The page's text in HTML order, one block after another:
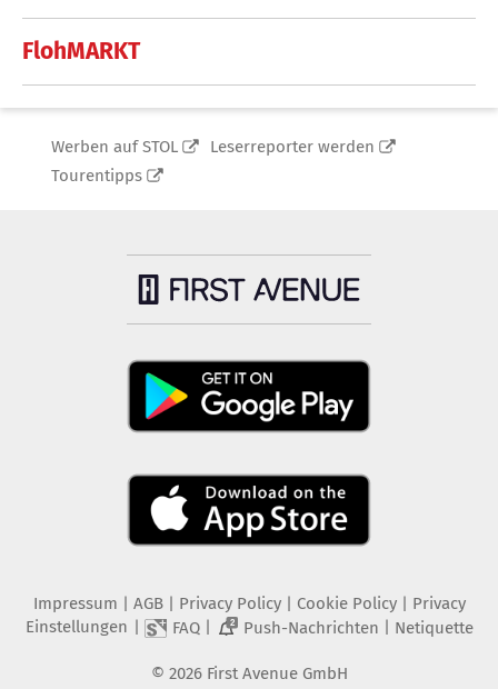
FlohMARKT
Werben auf STOL
Leserreporter werden
Tourentipps
Impressum AGB Privacy Policy| Cookie Policy| Privacy
Einstellungen
FAQ| 2 Push-Nachrichten Netiquette
© 2026 First Avenue GmbH